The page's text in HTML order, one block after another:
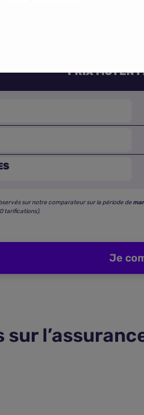
relevées pour les
vos trajets quotidiens, week-
PRIX MOYEN
sur notre comparateur sur la période de
tarifications).
Je